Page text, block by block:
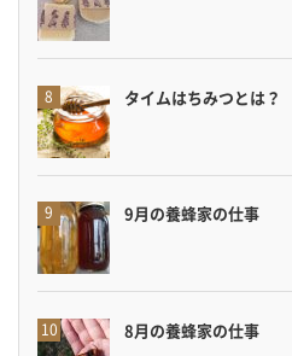
タイムはちみつとは？
9月の養蜂家の仕事
8月の養蜂家の仕事